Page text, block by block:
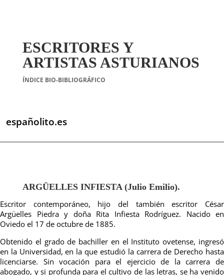
ESCRITORES Y
ARTISTAS ASTURIANOS
ÍNDICE BIO-BIBLIOGRÁFICO
españolito.es
ARGÜELLES INFIESTA (Julio Emilio).
Escritor contemporáneo, hijo del también escritor César
Argüelles Piedra y doña Rita Infiesta Rodríguez. Nacido en
Oviedo el 17 de octubre de 1885.
Obtenido el grado de bachiller en el Instituto ovetense, ingresó
en la Universidad, en la que estudió la carrera de Derecho hasta
licenciarse. Sin vocación para el ejercicio de la carrera de
abogado, y si profunda para el cultivo de las letras, se ha venido